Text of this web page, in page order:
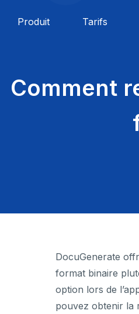
Produit Tarifs
Comment
DocuGenerate
format binaire
option lors de
pouvez obtenir la